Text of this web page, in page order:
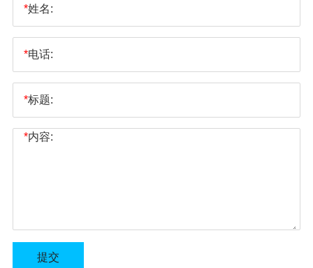
*姓名:
*电话:
*标题:
*内容:
提交